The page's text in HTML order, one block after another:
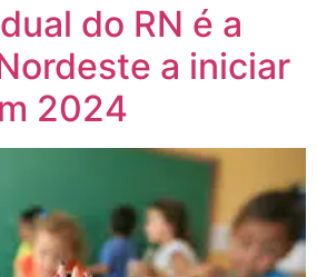
do RN é a
a iniciar
2024